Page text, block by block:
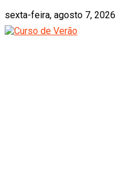
sexta-feira, agosto 7, 2026